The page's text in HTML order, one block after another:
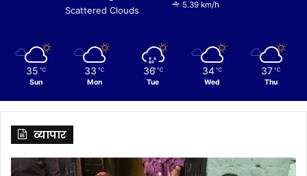
Scattered Clouds
5.39 km/h
35 ℃
Sun
33 ℃
Mon
36 ℃
Tue
34 ℃
Wed
37 ℃
Thu
व्यापार